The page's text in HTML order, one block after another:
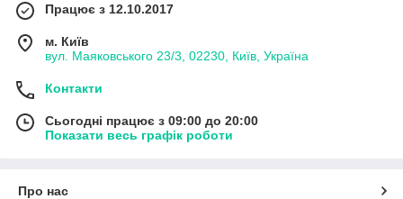
Працює з 12.10.2017
м. Київ
вул. Маяковського 23/3, 02230, Київ, Україна
Контакти
Сьогодні працює з 09:00 до 20:00
Показати весь графік роботи
Про нас